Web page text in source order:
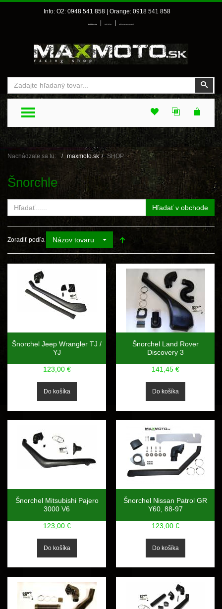
Info: O2: 0948 541 858 | Orange: 0918 541 858
Prihlásenie Môj účet Môj zoznam prianí
TOGGLE MENU
Nachádzate sa tu: maxmoto.sk SHOP
Šnorchle
Hľadať v obchode
Zoradiť podľa Názov tovaru
Šnorchel Jeep Wrangler TJ /
YJ
123,00 €
Šnorchel Land Rover
Discovery 3
141,45 €
Šnorchel Mitsubishi Pajero
3000 V6
123,00 €
Šnorchel Nissan Patrol GR
Y60, 88-97
123,00 €